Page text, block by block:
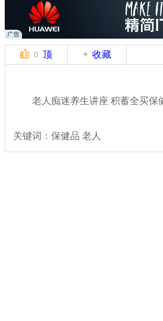
0 顶 收藏
老人痴迷养生讲座 积蓄全买保
关键词：保健品 老人